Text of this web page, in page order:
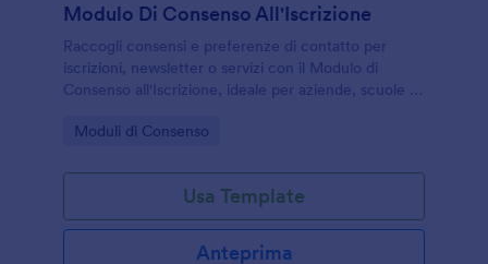
Modulo Di Consenso All'Iscrizione
Raccogli consensi e preferenze di contatto per
iscrizioni, newsletter o servizi con il Modulo di
Consenso all'Iscrizione, ideale per aziende, scuole e
ogni risposta in modo ordinato.
Go to Category:
Moduli di Consenso
Usa Template
Anteprima